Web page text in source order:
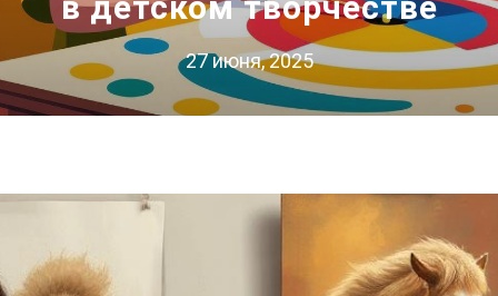
27 июня, 2025